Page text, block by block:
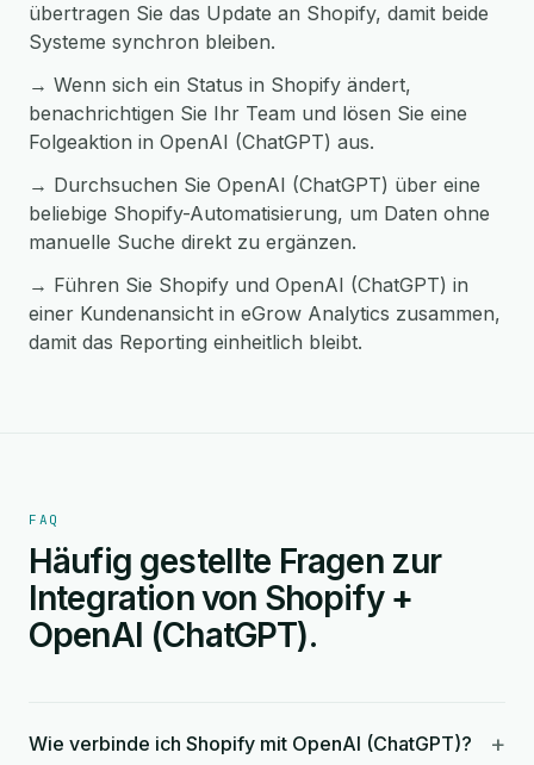
übertragen Sie das Update an Shopify, damit beide
Systeme synchron bleiben.
→ Wenn sich ein Status in Shopify ändert,
benachrichtigen Sie Ihr Team und lösen Sie eine
Folgeaktion in OpenAI (ChatGPT) aus.
→ Durchsuchen Sie OpenAI (ChatGPT) über eine
beliebige Shopify-Automatisierung, um Daten ohne
manuelle Suche direkt zu ergänzen.
→ Führen Sie Shopify und OpenAI (ChatGPT) in
einer Kundenansicht in eGrow Analytics zusammen,
damit das Reporting einheitlich bleibt.
FAQ
Häufig gestellte Fragen zur
Integration von Shopify +
OpenAI (ChatGPT).
Wie verbinde ich Shopify mit OpenAI (ChatGPT)? +